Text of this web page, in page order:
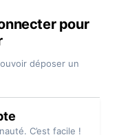
pour
déposer un
C’est facile !